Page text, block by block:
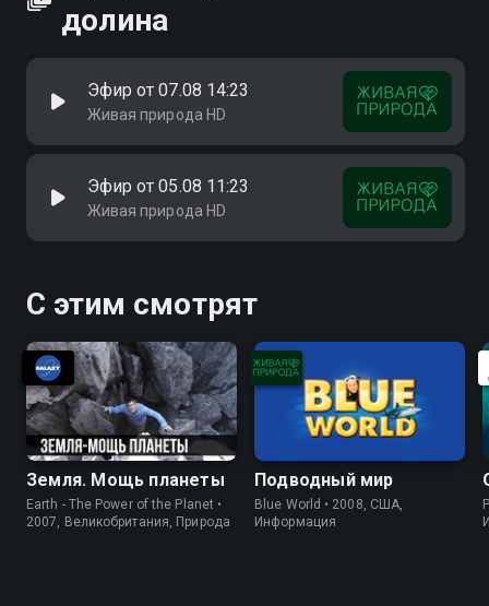
долина
Эфир от 07.08 14:23
Живая природа HD
Эфир от 05.08 11:23
Живая природа HD
С этим смотрят
Земля. Мощь планеты
Earth - The Power of the Planet •
2007, Великобритания, Природа
Подводный мир
Blue World • 2008, США,
Информация